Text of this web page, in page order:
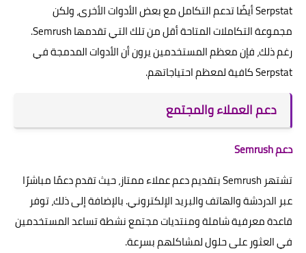
Serpstat أيضًا تدعم التكامل مع بعض الأدوات الأخرى، ولكن
مجموعة التكاملات المتاحة أقل من تلك التي تقدمها Semrush.
رغم ذلك، فإن معظم المستخدمين يرون أن الأدوات المدمجة في
Serpstat كافية لمعظم احتياجاتهم.
دعم العملاء والمجتمع
دعم Semrush
تشتهر Semrush بتقديم دعم عملاء ممتاز، حيث تقدم دعمًا مباشرًا
عبر الدردشة والهاتف والبريد الإلكتروني. بالإضافة إلى ذلك، توفر
قاعدة معرفية شاملة ومنتديات مجتمع نشطة تساعد المستخدمين
في العثور على حلول لمشاكلهم بسرعة.